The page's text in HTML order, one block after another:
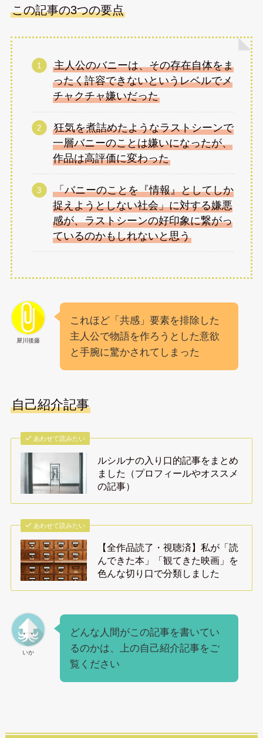
この記事の3つの要点
主人公のバニーは、その存在自体をま
ったく許容できないというレベルでメ
チャクチャ嫌いだった
狂気を煮詰めたようなラストシーンで
一層バニーのことは嫌いになったが、
作品は高評価に変わった
「バニーのことを『情報』としてしか
捉えようとしない社会」に対する嫌悪
感が、ラストシーンの好印象に繋がっ
ているのかもしれないと思う
犀川後藤
これほど「共感」要素を排除した
主人公で物語を作ろうとした意欲
と手腕に驚かされてしまった
自己紹介記事
あわせて読みたい
ルシルナの入り口的記事をまとめ
ました（プロフィールやオススメ
の記事）
あわせて読みたい
【全作品読了・視聴済】私が「読
んできた本」「観てきた映画」を
色んな切り口で分類しました
いか
どんな人間がこの記事を書いてい
るのかは、上の自己紹介記事をご
覧ください